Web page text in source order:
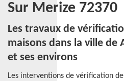
Sur Merize 72370
Les travaux de
maisons dans la ville de
et ses environs
Les interventions de vérification